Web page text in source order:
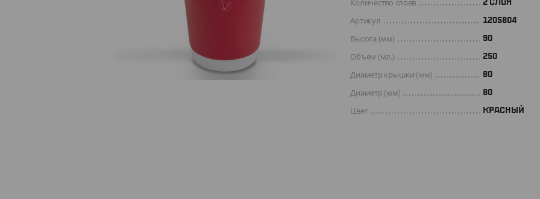
Количество слоев 2 СЛОЯ
Артикул 1205804
Высота (мм) 90
Объем (мл.) 250
Диаметр крышки (мм) 80
Диаметр (мм) 80
Цвет КРАСНЫЙ